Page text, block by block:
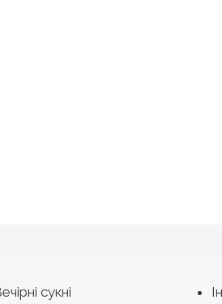
сукні